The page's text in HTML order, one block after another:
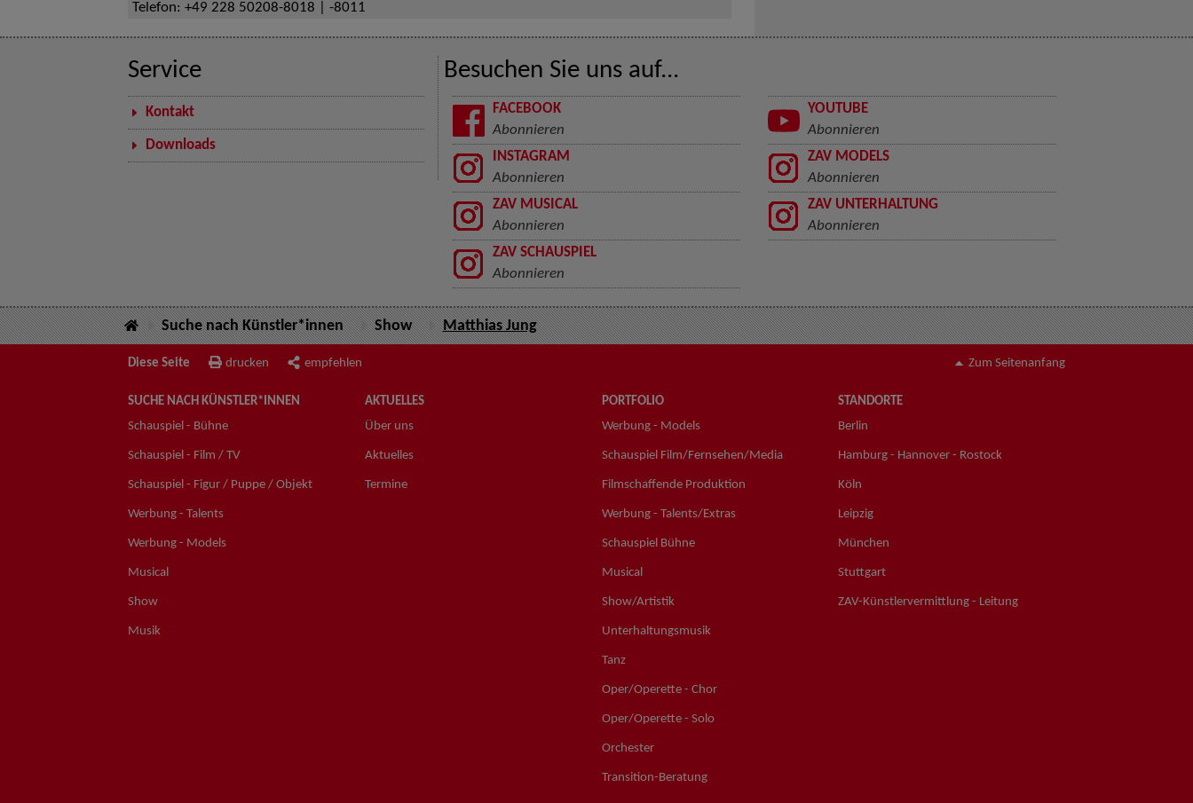
Telefon: +49 228 50208-8018 | -8011
Service
Kontakt
Downloads
Besuchen Sie uns auf...
FACEBOOK
Abonnieren
YOUTUBE
Abonnieren
INSTAGRAM
Abonnieren
ZAV MODELS
Abonnieren
ZAV MUSICAL
Abonnieren
ZAV UNTERHALTUNG
Abonnieren
ZAV SCHAUSPIEL
Abonnieren
Suche nach Künstler*innen Show Matthias Jung
Diese Seite drucken empfehlen Zum Seitenanfang
SUCHE NACH KÜNSTLER*INNEN
Schauspiel - Bühne
Schauspiel - Film / TV
Schauspiel - Figur / Puppe / Objekt
Werbung - Talents
Werbung - Models
Musical
Show
Musik
AKTUELLES
Über uns
Aktuelles
Termine
PORTFOLIO
Werbung - Models
Schauspiel Film/Fernsehen/Media
Filmschaffende Produktion
Werbung - Talents/Extras
Schauspiel Bühne
Musical
Show/Artistik
Unterhaltungsmusik
Tanz
Oper/Operette - Chor
Oper/Operette - Solo
Orchester
Transition-Beratung
STANDORTE
Berlin
Hamburg - Hannover - Rostock
Köln
Leipzig
München
Stuttgart
ZAV-Künstlervermittlung - Leitung